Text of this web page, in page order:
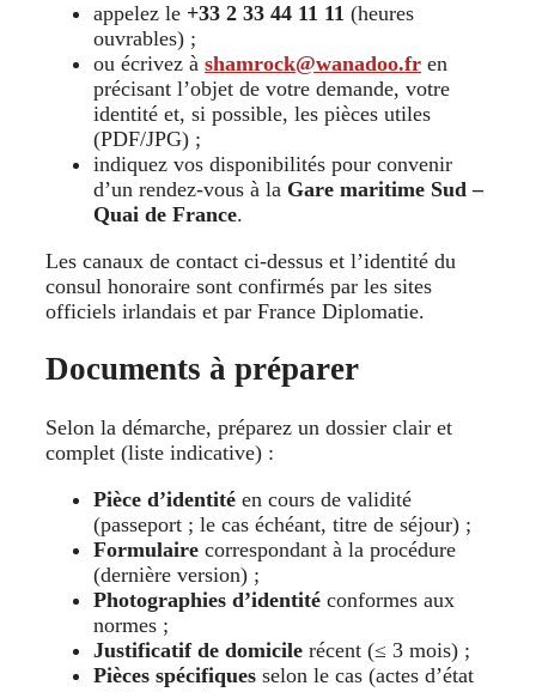
appelez le +33 2 33 44 11 11 (heures
ouvrables) ;
ou écrivez à shamrock@wanadoo.fr en
précisant l’objet de votre demande, votre
identité et, si possible, les pièces utiles
(PDF/JPG) ;
indiquez vos disponibilités pour convenir
d’un rendez-vous à la Gare maritime Sud –
Quai de France.
Les canaux de contact ci-dessus et l’identité du
consul honoraire sont confirmés par les sites
officiels irlandais et par France Diplomatie.
Documents à préparer
Selon la démarche, préparez un dossier clair et
complet (liste indicative) :
Pièce d’identité en cours de validité
(passeport ; le cas échéant, titre de séjour) ;
Formulaire correspondant à la procédure
(dernière version) ;
Photographies d’identité conformes aux
normes ;
Justificatif de domicile récent (≤ 3 mois) ;
Pièces spécifiques selon le cas (actes d’état